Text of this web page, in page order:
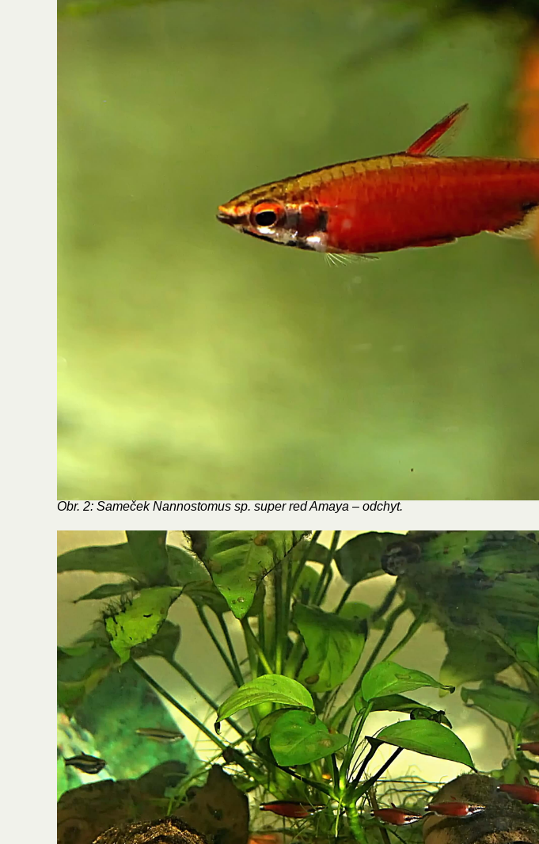
Obr. 2: Sameček Nannostomus sp. super red Amaya – odchyt.